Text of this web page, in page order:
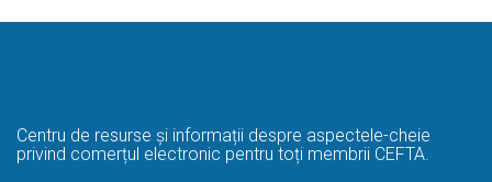
Centru de resurse și informații despre aspectele-cheie
privind comerțul electronic pentru toți membrii CEFTA.